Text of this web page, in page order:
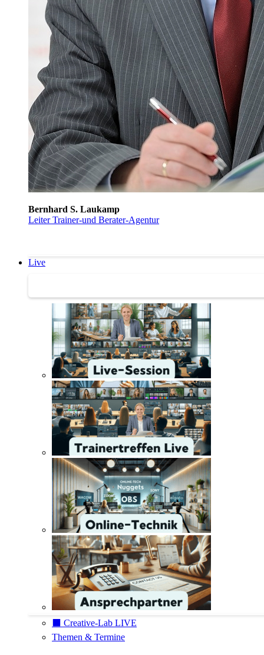
Bernhard S. Laukamp
Leiter Trainer-und Berater-Agentur
Live
⬛️ Creative-Lab LIVE
Themen & Termine